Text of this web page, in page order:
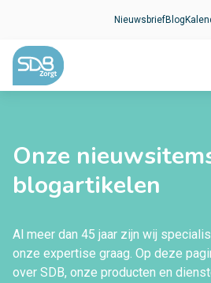
NieuwsbriefBlog
Onze
blogartikelen
Al meer dan 45 jaar zijn wij
onze expertise graag. Op deze
over SDB, onze producten en